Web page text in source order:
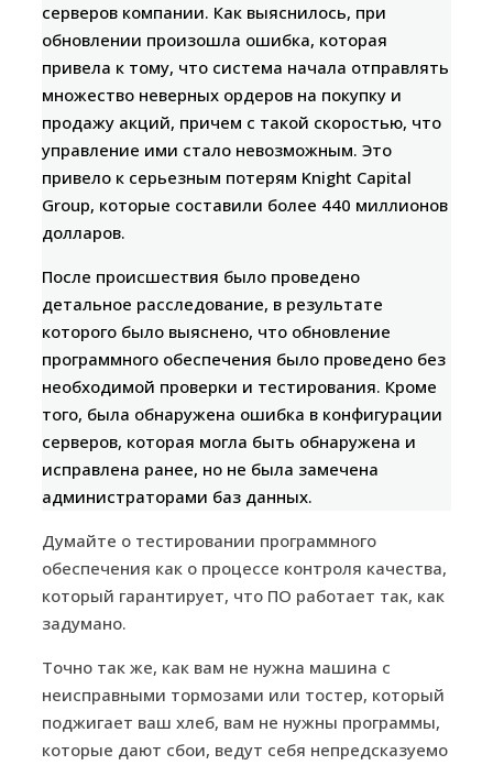
серверов компании. Как выяснилось, при
обновлении произошла ошибка, которая
привела к тому, что система начала отправлять
множество неверных ордеров на покупку и
продажу акций, причем с такой скоростью, что
управление ими стало невозможным. Это
привело к серьезным потерям Knight Capital
Group, которые составили более 440 миллионов
долларов.
После происшествия было проведено
детальное расследование, в результате
которого было выяснено, что обновление
программного обеспечения было проведено без
необходимой проверки и тестирования. Кроме
того, была обнаружена ошибка в конфигурации
серверов, которая могла быть обнаружена и
исправлена ранее, но не была замечена
администраторами баз данных.
Думайте о тестировании программного
обеспечения как о процессе контроля качества,
который гарантирует, что ПО работает так, как
задумано.
Точно так же, как вам не нужна машина с
неисправными тормозами или тостер, который
поджигает ваш хлеб, вам не нужны программы,
которые дают сбои, ведут себя непредсказуемо